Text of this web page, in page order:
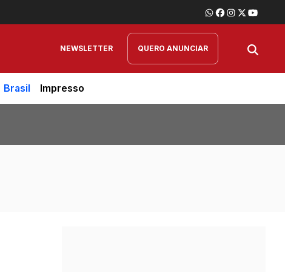
NEWSLETTER QUERO ANUNCIAR
Brasil Impresso